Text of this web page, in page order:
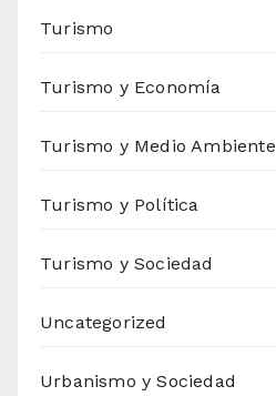
Turismo
Turismo y Economía
Turismo y Medio Ambiente
Turismo y Política
Turismo y Sociedad
Uncategorized
Urbanismo y Sociedad